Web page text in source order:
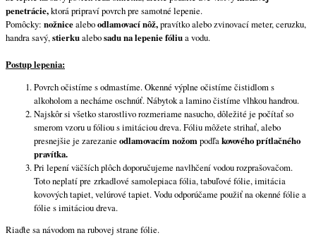
penetrácie,ktorá pripraví povrch pre samotné lepenie.
Pomôcky: nožnicealeboodlamovací nôž,pravítko alebo zvinovací meter, ceruzku,
handra savý,stierkualebosadu na lepenie fóliua vodu.
Postup lepenia:
Povrch očistíme s odmastíme. Okenné výplne očistíme čistidlom s
alkoholom a necháme oschnúť. Nábytok a lamino čistíme vlhkou handrou.
Najskôr si všetko starostlivo rozmeriame nasucho, dôležité je počítať so
smerom vzoru u fóliou s imitáciou dreva. Fóliu môžete strihať, alebo
presnejšie je zarezanie odlamovacím nožom podľa kovového prítlačného
pravítka.
Pri lepení väčších plôch doporučujeme navlhčení vodou rozprašovačom.
Toto neplatí pre zrkadlové samolepiaca fólia, tabuľové fólie, imitácia
kovových tapiet, velúrové tapiet. Vodu odporúčame použiť na okenné fólie a
fólie s imitáciou dreva.
Riaďte sa návodom na rubovej strane fólie.